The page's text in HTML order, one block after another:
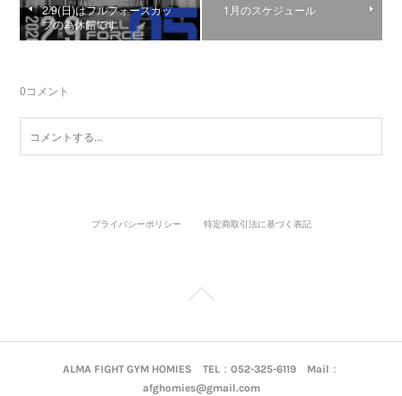
2/9(日)はフルフォースカッ
プの為休館です
1月のスケジュール
0コメント
プライバシーポリシー 特定商取引法に基づく表記
ALMA FIGHT GYM HOMIES TEL：052-325-6119 Mail：
afghomies@gmail.com